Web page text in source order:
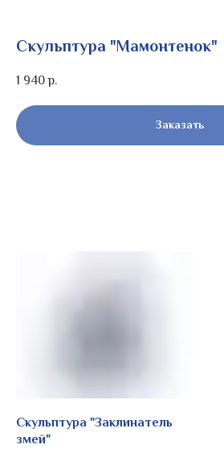
Скульптура "Мамонтенок"
1 940 р.
Заказать
Скульптура "Заклинатель
змей"